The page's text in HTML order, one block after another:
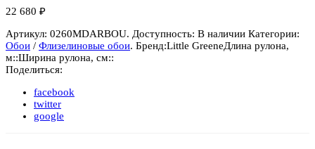
22 680 ₽
Артикул: 0260MDARBOU. Доступность: В наличии Категории:
Обои / Флизелиновые обои. Бренд:Little GreeneДлина рулона,
м::Ширина рулона, см::
Поделиться:
facebook
twitter
google